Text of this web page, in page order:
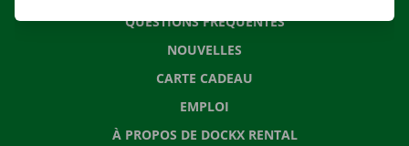
QUESTIONS FRÉQUENTES
NOUVELLES
CARTE CADEAU
EMPLOI
À PROPOS DE DOCKX RENTAL